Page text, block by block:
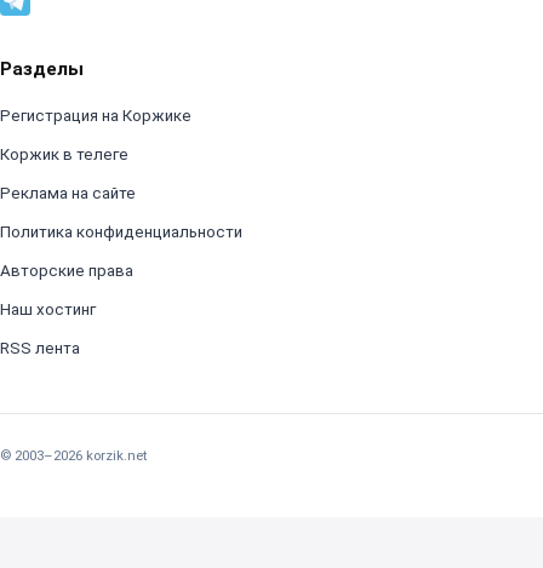
Разделы
Регистрация на Коржике
Коржик в телеге
Реклама на сайте
Политика конфиденциальности
Авторские права
Наш хостинг
RSS лента
© 2003–2026 korzik.net